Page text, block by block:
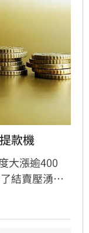
款機
大漲逾400
結賣壓湧
170.79點，